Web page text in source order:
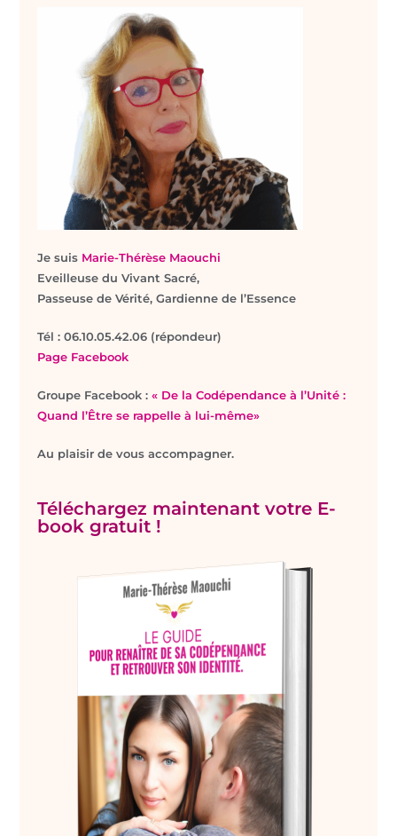
Je suis Marie-Thérèse Maouchi
Eveilleuse du Vivant Sacré,
Passeuse de Vérité, Gardienne de l’Essence
Tél : 06.10.05.42.06 (répondeur)
Page Facebook
Groupe Facebook :« De la Codépendance à l’Unité :
Quand l’Être se rappelle à lui-même»
Au plaisir de vous accompagner.
Téléchargez maintenant votre E-
book gratuit !